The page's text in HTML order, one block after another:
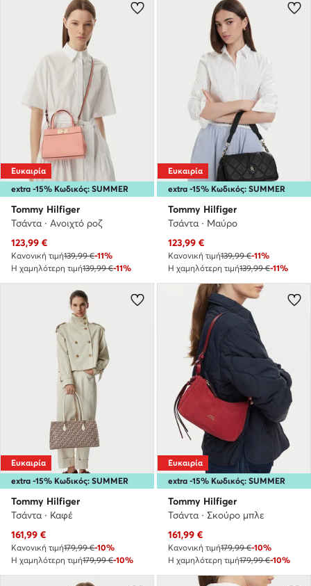
extra -15% Κωδικός: SUMMER
Ευκαιρία
Tommy Hilfiger
Τσάντα · Ανοιχτό ροζ
Τρέχουσα τιμή
123,99 €
Κανονική τιμή139,99 €-11%
Η χαμηλότερη τιμή139,99 €-11%
extra -15% Κωδικός: SUMMER
Ευκαιρία
Tommy Hilfiger
Τσάντα · Μαύρο
Τρέχουσα τιμή
123,99 €
Κανονική τιμή139,99 €-11%
Η χαμηλότερη τιμή139,99 €-11%
extra -15% Κωδικός: SUMMER
Ευκαιρία
Tommy Hilfiger
Τσάντα · Καφέ
Τρέχουσα τιμή
161,99 €
Κανονική τιμή179,99 €-10%
Η χαμηλότερη τιμή179,99 €-10%
extra -15% Κωδικός: SUMMER
Ευκαιρία
Tommy Hilfiger
Τσάντα · Σκούρο μπλε
Τρέχουσα τιμή
161,99 €
Κανονική τιμή179,99 €-10%
Η χαμηλότερη τιμή179,99 €-10%